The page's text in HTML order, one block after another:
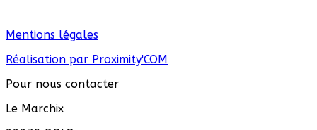
Mentions légales
Réalisation par Proximity'COM
Pour nous contacter
Le Marchix